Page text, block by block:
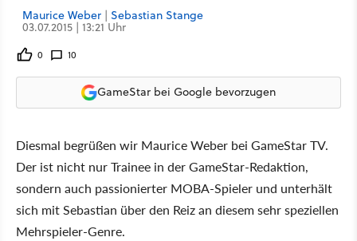
Maurice Weber | Sebastian Stange
03.07.2015 | 13:21 Uhr
0 10
GameStar bei Google bevorzugen
Diesmal begrüßen wir Maurice Weber bei GameStar TV.
Der ist nicht nur Trainee in der GameStar-Redaktion,
sondern auch passionierter MOBA-Spieler und unterhält
sich mit Sebastian über den Reiz an diesem sehr speziellen
Mehrspieler-Genre.